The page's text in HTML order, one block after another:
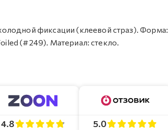
фиксации (клеевой страз). Форма:
(#249). Материал: стекло.
4.8 5.0